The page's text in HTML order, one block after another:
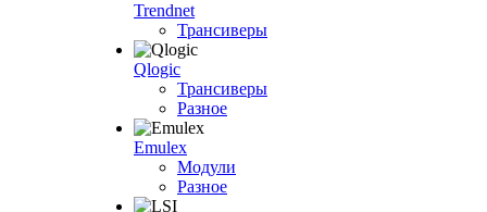
Trendnet
Трансиверы
Qlogic
Трансиверы
Разное
Emulex
Модули
Разное